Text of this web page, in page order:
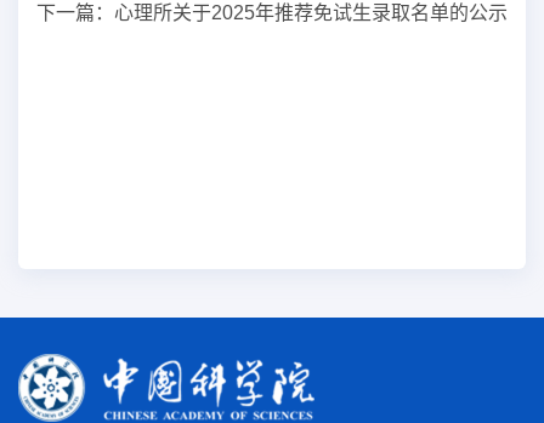
下一篇： 心理所关于2025年推荐免试生录取名单的公示